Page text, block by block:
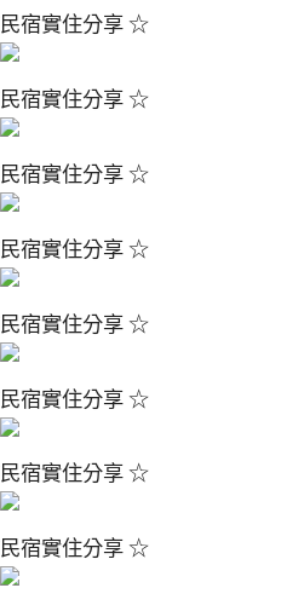
宿實住分享 ☆
宿實住分享 ☆
宿實住分享 ☆
宿實住分享 ☆
宿實住分享 ☆
宿實住分享 ☆
宿實住分享 ☆
宿實住分享 ☆